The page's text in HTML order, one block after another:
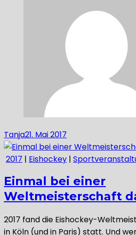
Tanja21. Mai 2017
2017 | Eishockey |
Einmal bei einer
Weltmeisterschaft
2017 fand die Eishockey-
in Köln (und in Paris) statt. Und